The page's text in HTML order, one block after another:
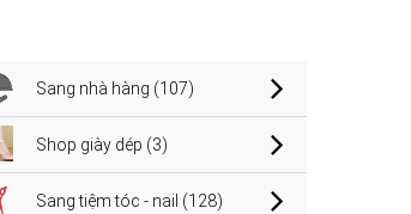
Sang nhà hàng (107)
Shop giày dép (3)
Sang tiệm tóc - nail (128)